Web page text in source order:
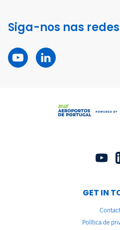
Siga-nos nas
GET IN
Política de